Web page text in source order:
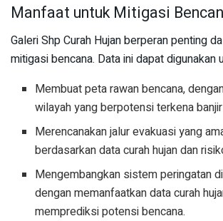
Manfaat untuk Mitigasi
Galeri Shp Curah Hujan berperan penting
mitigasi bencana. Data ini dapat digunakan
Membuat peta rawan bencana,
wilayah yang berpotensi terkena
Merencanakan jalur evakuasi yang
berdasarkan data curah hujan dan
Mengembangkan sistem peringatan
dengan memanfaatkan data curah
memprediksi potensi bencana.